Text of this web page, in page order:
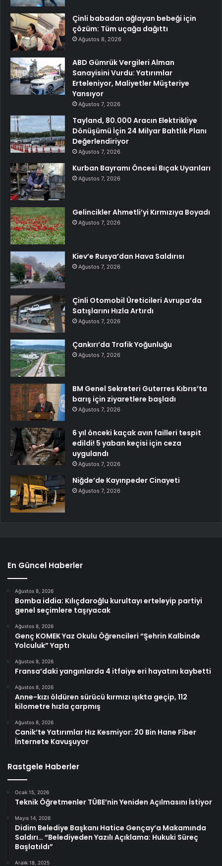
Çinli babadan ağlayan bebeği için
çözüm: Tüm uçağa dağıttı
Ağustos 8, 2026
ABD Gümrük Vergileri Alman
Sanayisini Vurdu: Yatırımlar
Erteleniyor, Maliyetler Müşteriye
Yansıyor
Ağustos 7, 2026
Tayland, 80.000 Aracın Elektrikliye
Dönüşümü İçin 24 Milyar Bahtlık Planı
Değerlendiriyor
Ağustos 7, 2026
Kurban Bayramı Öncesi Bıçak Uyarıları
Ağustos 7, 2026
Gelincikler Ahmetli’yi Kırmızıya Boyadı
Ağustos 7, 2026
Kiev’e Rusya’dan Hava Saldırısı
Ağustos 7, 2026
Çinli Otomobil Üreticileri Avrupa’da
Satışlarını Hızla Artırdı
Ağustos 7, 2026
Çankırı’da Trafik Yoğunluğu
Ağustos 7, 2026
BM Genel Sekreteri Guterres Kıbrıs’ta
barış için ziyaretlere başladı
Ağustos 7, 2026
6 yıl önceki kaçak avın failleri tespit
edildi! 5 yaban keçisi için ceza
uygulandı
Ağustos 7, 2026
Niğde’de Kayınpeder Cinayeti
Ağustos 7, 2026
En Güncel Haberler
Ağustos 8, 2026
Bomba iddia: Kılıçdaroğlu kurultayı erteleyip partiyi
genel seçimlere taşıyacak
Ağustos 8, 2026
Genç KOMEK Yaz Okulu Öğrencileri “Şehrin Kalbinde
Yolculuk” Yaptı
Ağustos 8, 2026
Fransa’daki yangınlarda 4 itfaiye eri hayatını kaybetti
Ağustos 8, 2026
Anne-kızı öldüren sürücü kırmızı ışıkta geçip, 112
kilometre hızla çarpmış
Ağustos 8, 2026
Canik’te Yatırımlar Hız Kesmiyor: 20 Bin Hane Fiber
İnternete Kavuşuyor
Rastgele Haberler
Ocak 15, 2026
Teknik Öğretmenler TÜBE’nin Yeniden Açılmasını İstiyor
Mayıs 14, 2026
Didim Belediye Başkanı Hatice Gençay’a Makamında
Saldırı… “Belediyeden Yazılı Açıklama: Hukuki Süreç
Başlatıldı”
Aralık 18, 2025